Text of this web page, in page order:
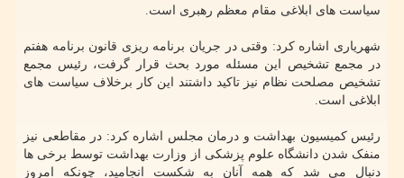
سیاست های ابلاغی مقام معظم رهبری است.
شهریاری اشاره کرد: وقتی در جریان برنامه ریزی قانون برنامه هفتم
در مجمع تشخیص این مسئله مورد بحث قرار گرفت، رئیس مجمع
تشخیص مصلحت نظام نیز تاکید داشتند این کار برخلاف سیاست های
ابلاغی است.
رئیس کمیسیون بهداشت و درمان مجلس اشاره کرد: در مقاطعی نیز
منفک شدن دانشگاه علوم پزشکی از وزارت بهداشت توسط برخی ها
دنبال می شد که همه آنان به شکست انجامید، چونکه امروز